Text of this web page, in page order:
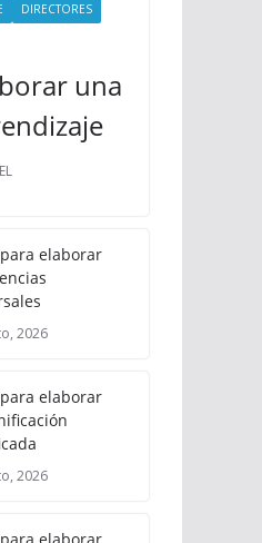
DIRECTORES
una
elaborar
2026
elaborar
2026